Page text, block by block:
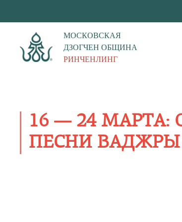
МОСКОВСКАЯ
ДЗОГЧЕН ОБЩИНА
РИНЧЕНЛИНГ
16 — 24
ПЕСНИ ВАДЖРЫ